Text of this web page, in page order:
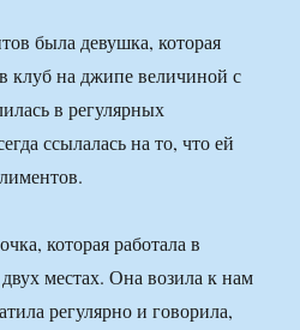
была девушка, которая
клуб на джипе величиной с
в регулярных
ссылалась на то, что ей
которая работала в
местах. Она возила к нам
регулярно и говорила,